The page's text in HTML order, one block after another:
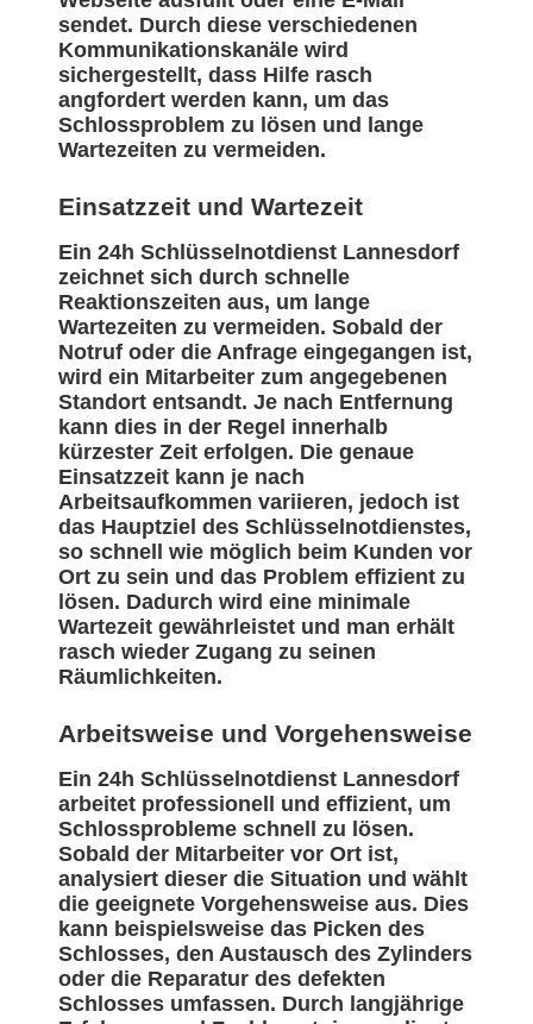
sendet. Durch diese verschiedenen
Kommunikationskanäle wird
sichergestellt, dass Hilfe rasch
angfordert werden kann, um das
Schlossproblem zu lösen und lange
Wartezeiten zu vermeiden.
Einsatzzeit und Wartezeit
Ein 24h Schlüsselnotdienst Lannesdorf
zeichnet sich durch schnelle
Reaktionszeiten aus, um lange
Wartezeiten zu vermeiden. Sobald der
Notruf oder die Anfrage eingegangen ist,
wird ein Mitarbeiter zum angegebenen
Standort entsandt. Je nach Entfernung
kann dies in der Regel innerhalb
kürzester Zeit erfolgen. Die genaue
Einsatzzeit kann je nach
Arbeitsaufkommen variieren, jedoch ist
das Hauptziel des Schlüsselnotdienstes,
so schnell wie möglich beim Kunden vor
Ort zu sein und das Problem effizient zu
lösen. Dadurch wird eine minimale
Wartezeit gewährleistet und man erhält
rasch wieder Zugang zu seinen
Räumlichkeiten.
Arbeitsweise und Vorgehensweise
Ein 24h Schlüsselnotdienst Lannesdorf
arbeitet professionell und effizient, um
Schlossprobleme schnell zu lösen.
Sobald der Mitarbeiter vor Ort ist,
analysiert dieser die Situation und wählt
die geeignete Vorgehensweise aus. Dies
kann beispielsweise das Picken des
Schlosses, den Austausch des Zylinders
oder die Reparatur des defekten
Schlosses umfassen. Durch langjährige